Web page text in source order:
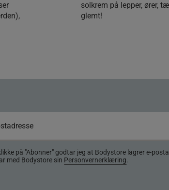
solkrem på lepper, ører,
glemt!
på "Abonner" godtar jeg at Bodystore lagrer e-
med Bodystore sin Personvernerklæring.